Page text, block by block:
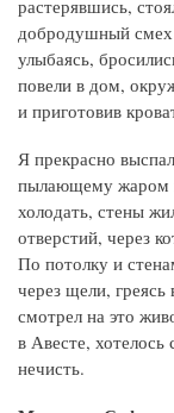
растерявшись,
добродушный смех
улыбаясь,
повели в дом,
и приготовив
Я прекрасно
пылающему жаром
холодать, стены
отверстий, через
По потолку и
через щели,
смотрел на это
в Авесте,
нечисть.